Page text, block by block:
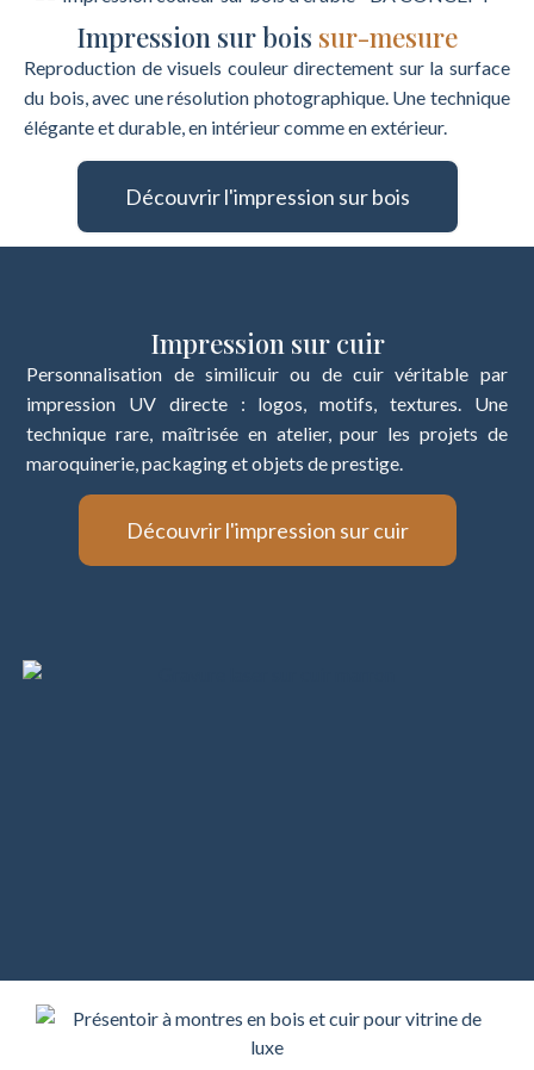
Impression sur bois sur-mesure
Reproduction de visuels couleur directement sur la surface
du bois, avec une résolution photographique. Une technique
élégante et durable, en intérieur comme en extérieur.
Découvrir l'impression sur bois
Impression sur cuir
Personnalisation de similicuir ou de cuir véritable par
impression UV directe : logos, motifs, textures. Une
technique rare, maîtrisée en atelier, pour les projets de
maroquinerie, packaging et objets de prestige.
Découvrir l'impression sur cuir